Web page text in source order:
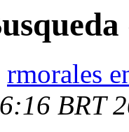
rmorales
BRT